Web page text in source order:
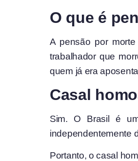
O que é
A pensão por
trabalhador que
quem já era
Casal
Sim. O Brasil é
independentemente
Portanto, o casal